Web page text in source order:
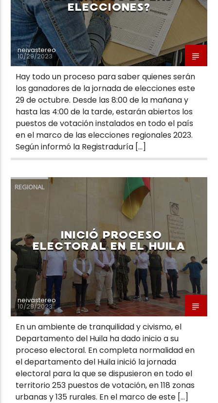
ELECCIONES?
neivastereo
10/29/2023
Hay todo un proceso para saber quienes serán
los ganadores de la jornada de elecciones este
29 de octubre. Desde las 8:00 de la mañana y
hasta las 4:00 de la tarde, estarán abiertos los
puestos de votación instalados en todo el país
en el marco de las elecciones regionales 2023.
Según informó la Registraduría […]
REGIONAL
INICIÓ PROCESO
ELECTORAL EN EL HUILA
neivastereo
10/29/2023
En un ambiente de tranquilidad y civismo, el
Departamento del Huila ha dado inicio a su
proceso electoral. En completa normalidad en
el departamento del Huila inició la jornada
electoral para la que se dispusieron en todo el
territorio 253 puestos de votación, en 118 zonas
urbanas y 135 rurales. En el marco de este […]